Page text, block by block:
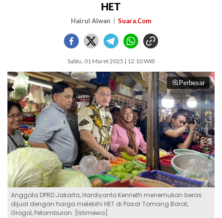
HET
Hairul Alwan Suara.Com
Sabtu, 01 Maret 2025 | 12:10 WIB
Perbesar
Anggota DPRD Jakarta, Hardiyanto Kenneth menemukan beras
dijual dengan harga melebihi HET di Pasar Tomang Barat,
Grogol, Petamburan. [Istimewa]